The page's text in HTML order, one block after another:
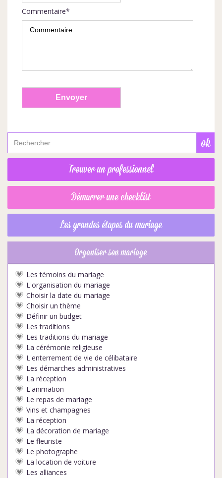
Commentaire*
Trouver un professionnel
Démarrer une checklist
Les grandes étapes du mariage
Organiser son mariage
Les témoins du mariage
L'organisation du mariage
Choisir la date du mariage
Choisir un thème
Définir un budget
Les traditions
Les traditions du mariage
La cérémonie religieuse
L'enterrement de vie de célibataire
Les démarches administratives
La réception
L'animation
Le repas de mariage
Vins et champagnes
La réception
La décoration de mariage
Le fleuriste
Le photographe
La location de voiture
Les alliances